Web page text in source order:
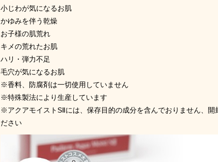
小じわが気になるお肌
かゆみを伴う乾燥
お子様の肌荒れ
キメの荒れたお肌
ハリ・弾力不足
毛穴が気になるお肌
※香料、防腐剤は一切使用していません
※特殊製法により生産しています
※アクアモイストSⅡには、保存目的の成分を含んでおりません、
ださい